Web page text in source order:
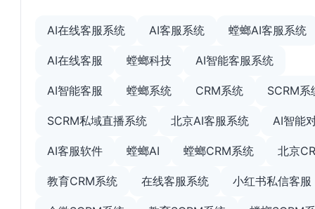
AI在线客服系统 AI客服系统 螳螂AI客服系统
AI在线客服 螳螂科技 AI智能客服系统
AI智能客服 螳螂系统 CRM系统 SCRM系
SCRM私域直播系统 北京AI客服系统 AI智能
AI客服软件 螳螂AI 螳螂CRM系统 北京
教育CRM系统 在线客服系统 小红书私信客服